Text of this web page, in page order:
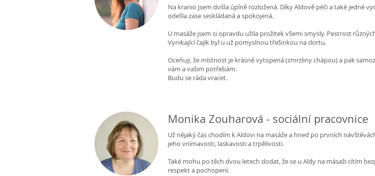
Na kranio jsem došla úplně rozložená. Díky Aldově péči a také jedné
odešla zase seskládaná a spokojená.
U masáže jsem si opravdu užila prožitek všemi smysly. Pestrost
Vynikající čajík byl u už pomyslnou třešinkou na dortu.
Oceňuji, že místnost je krásně vytopená (zmrzliny chápou) a pak
vám a vašim potřebám.
Budu se ráda vracet.
Monika Zouharová - sociální pracovnice
Už nějaký čas chodím k Aldovi na masáže a hned po prvních
jeho vnímavosti, laskavosti a trpělivosti.
Také mohu po těch dvou letech dodat, že se u Aldy na másaži cítím
respekt a pochopení.